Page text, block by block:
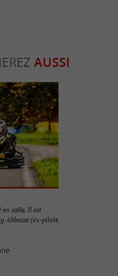
AUSSI
1989. Il est
Abbasse (ex-pilote